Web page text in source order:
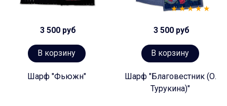
3 500 руб
В корзину
Шарф "Фьюжн"
3 500 руб
В корзину
Шарф "Благовестник (О.
Турукина)"